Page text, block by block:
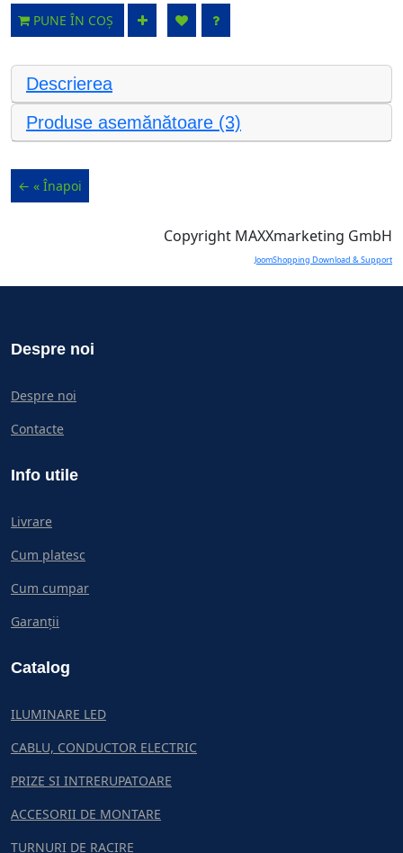
PUNE ÎN COȘ
Descrierea
Produse asemănătoare (3)
Copyright MAXXmarketing GmbH
JoomShopping Download & Support
Despre noi
Despre noi
Contacte
Info utile
Livrare
Cum platesc
Cum cumpar
Garanții
Catalog
ILUMINARE LED
CABLU, CONDUCTOR ELECTRIC
PRIZE SI INTRERUPATOARE
ACCESORII DE MONTARE
TURNURI DE RACIRE